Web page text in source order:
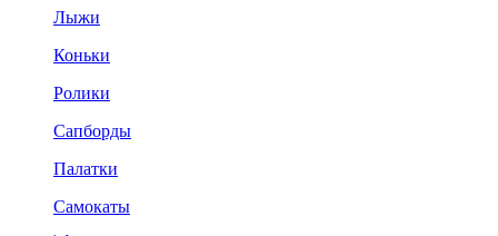
Лыжи
Коньки
Ролики
Сапборды
Палатки
Самокаты